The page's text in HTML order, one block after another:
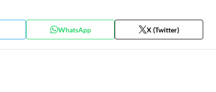
WhatsApp X (Twitter)